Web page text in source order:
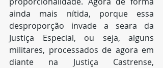
ainda mais nítida, porque essa
desproporção invade a seara da
Justiça Especial, ou seja, alguns
militares, processados de agora em
diante na Justiça Castrense,